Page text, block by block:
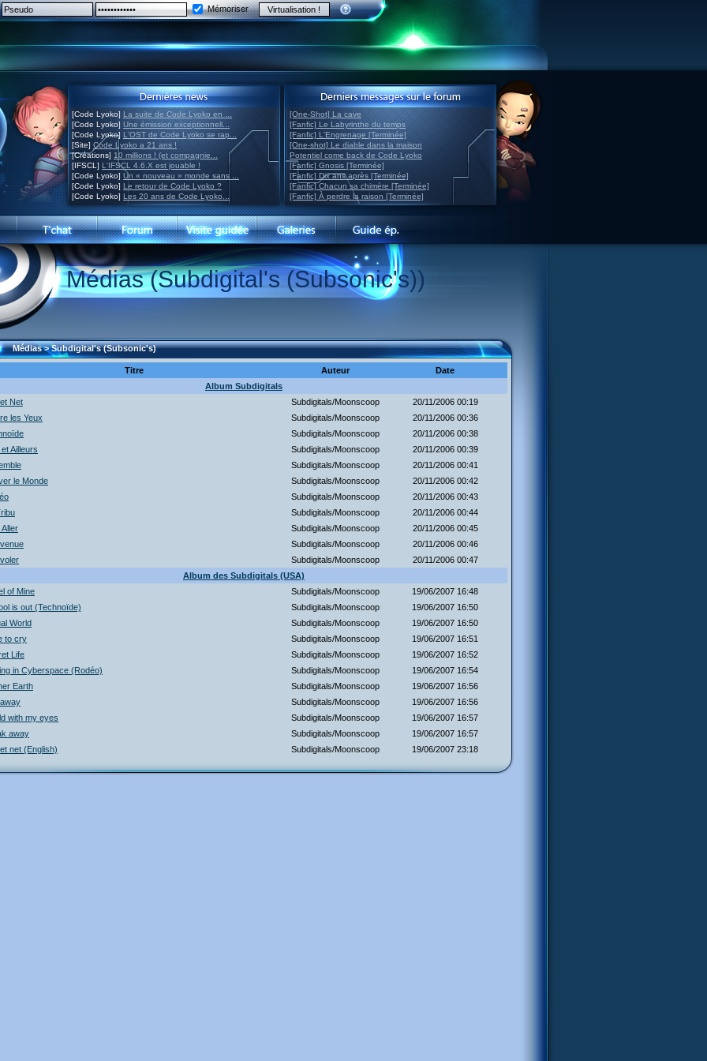
Mémoriser
[Code Lyoko] La suite de Code Lyoko en ...
[Code Lyoko] Une émission exceptionnell...
[Code Lyoko] L'OST de Code Lyoko se rap...
[Site] Code Lyoko a 21 ans !
[Créations] 10 millions ! (et compagnie...
[IFSCL] L'IFSCL 4.6.X est jouable !
[Code Lyoko] Un « nouveau » monde sans ...
[Code Lyoko] Le retour de Code Lyoko ?
[Code Lyoko] Les 20 ans de Code Lyoko...
[One-Shot] La cave
[Fanfic] Le Labyrinthe du temps
[Fanfic] L'Engrenage [Terminée]
[One-shot] Le diable dans la maison
Potentiel come back de Code Lyoko
[Fanfic] Gnosis [Terminée]
[Fanfic] Dix ans après [Terminée]
[Fanfic] Chacun sa chimère [Terminée]
[Fanfic] À perdre la raison [Terminée]
Médias (Subdigital's (Subsonic's))
Médias>Subdigital's (Subsonic's)
Titre Auteur
Date
Album Subdigitals
Net
Subdigitals/Moonscoop
20/11/2006 00:19
les Yeux
Subdigitals/Moonscoop
20/11/2006 00:36
Subdigitals/Moonscoop
20/11/2006 00:38
Ailleurs
Subdigitals/Moonscoop
20/11/2006 00:39
Subdigitals/Moonscoop
20/11/2006 00:41
le Monde
Subdigitals/Moonscoop
20/11/2006 00:42
Subdigitals/Moonscoop
20/11/2006 00:43
Subdigitals/Moonscoop
20/11/2006 00:44
Aller
Subdigitals/Moonscoop
20/11/2006 00:45
Subdigitals/Moonscoop
20/11/2006 00:46
Subdigitals/Moonscoop
20/11/2006 00:47
Album des Subdigitals (USA)
of Mine
Subdigitals/Moonscoop
19/06/2007 16:48
is out (Technoïde)
Subdigitals/Moonscoop
19/06/2007 16:50
World
Subdigitals/Moonscoop
19/06/2007 16:50
to cry
Subdigitals/Moonscoop
19/06/2007 16:51
Life
Subdigitals/Moonscoop
19/06/2007 16:52
in Cyberspace (Rodéo)
Subdigitals/Moonscoop
19/06/2007 16:54
Earth
Subdigitals/Moonscoop
19/06/2007 16:56
Subdigitals/Moonscoop
19/06/2007 16:56
with my eyes
Subdigitals/Moonscoop
19/06/2007 16:57
away
Subdigitals/Moonscoop
19/06/2007 16:57
net (English)
Subdigitals/Moonscoop 19/06/2007 23:18